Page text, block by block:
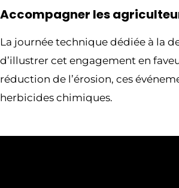
Accompagner les
La journée technique dédiée à la
d’illustrer cet engagement en
réduction de l’érosion, ces
herbicides chimiques.